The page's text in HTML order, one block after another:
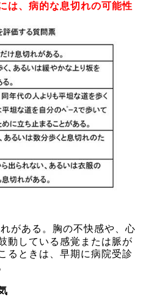
は、病的な息切れの可能性
がある。胸の不快感や、心
動している感覚または脈が
るときは、早期に病院受診